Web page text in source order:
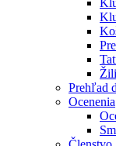
Prehľad
Ocenenia